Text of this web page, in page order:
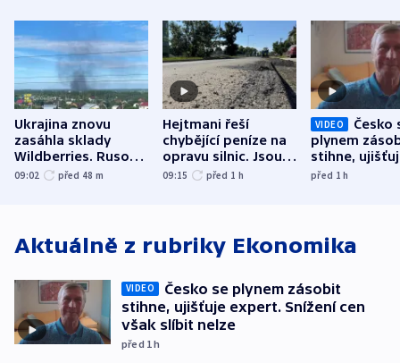
Ukrajina znovu
zasáhla sklady
Wildberries. Rusové
útočili v Charkovské
09:02 před 48 m
Hejtmani řeší
chybějící peníze na
opravu silnic. Jsou
nenárokové, namítá
09:15 před 1 h
VIDEO
Česko
plynem
stihne,
expert.
před 1h
Aktuálně z rubriky Ekonomika
VIDEO
Česko se plynem zásobit
stihne, ujišťuje expert. Snížení cen
však slíbit nelze
před 1h